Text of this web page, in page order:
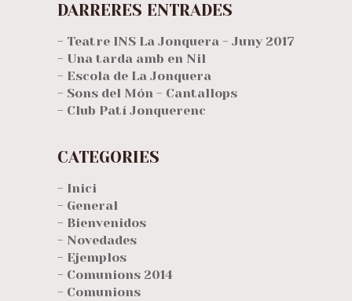
DARRERES ENTRADES
- Teatre INS La Jonquera - Juny 2017
- Una tarda amb en Nil
- Escola de La Jonquera
- Sons del Món - Cantallops
- Club Patí Jonquerenc
CATEGORIES
- Inici
- General
- Bienvenidos
- Novedades
- Ejemplos
- Comunions 2014
- Comunions